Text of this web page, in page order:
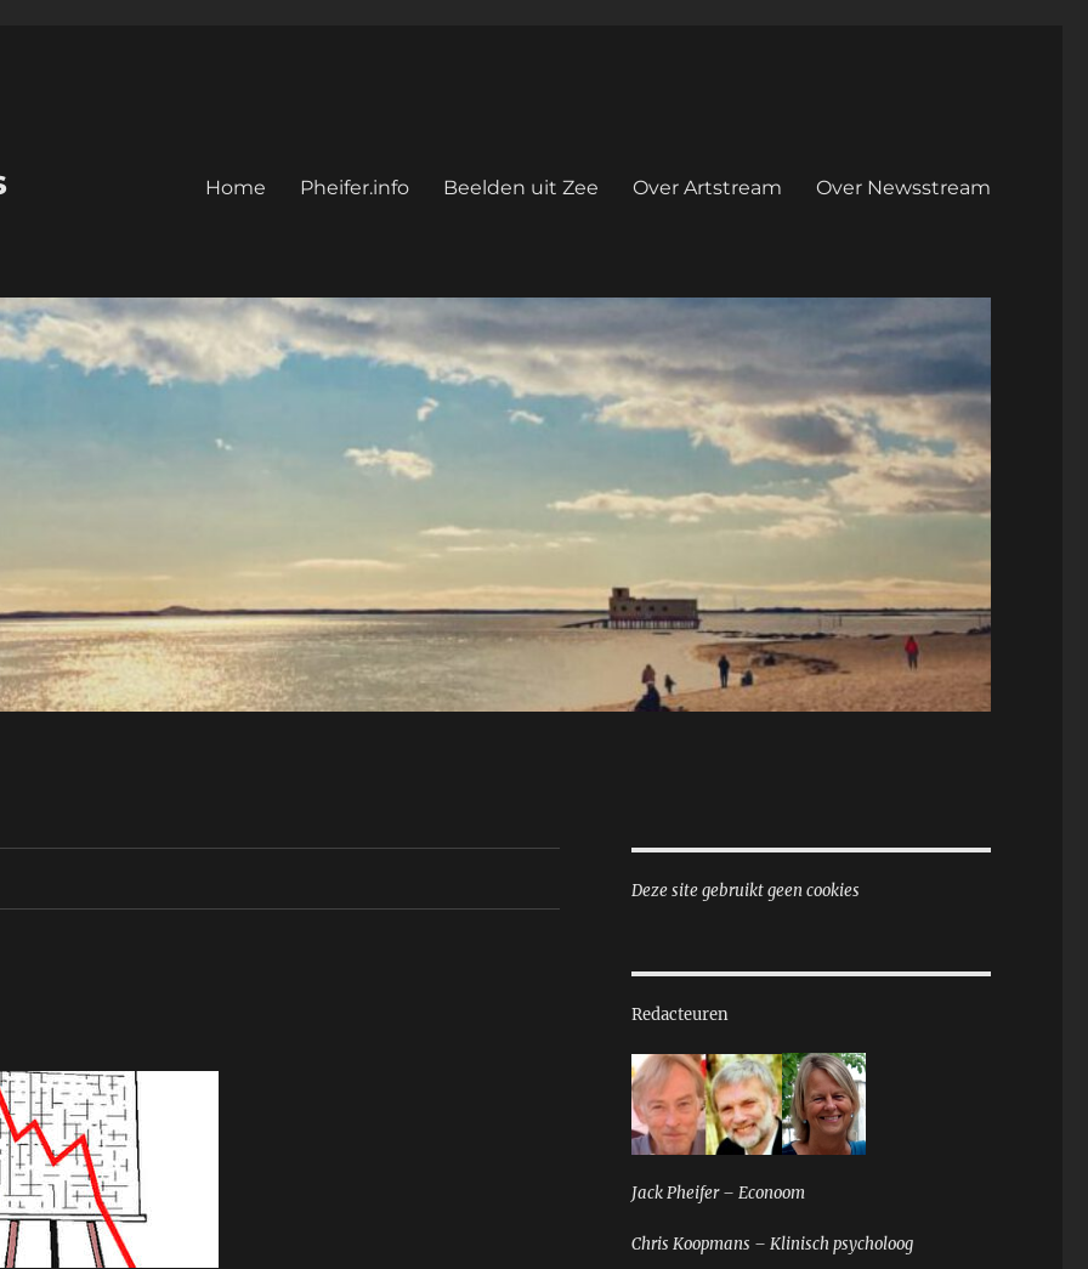
Home Pheifer.info Beelden uit Zee Over Artstream Over Newsstream
Deze site gebruikt geen cookies
Redacteuren
Jack Pheifer – Econoom
Chris Koopmans – Klinisch psycholoog